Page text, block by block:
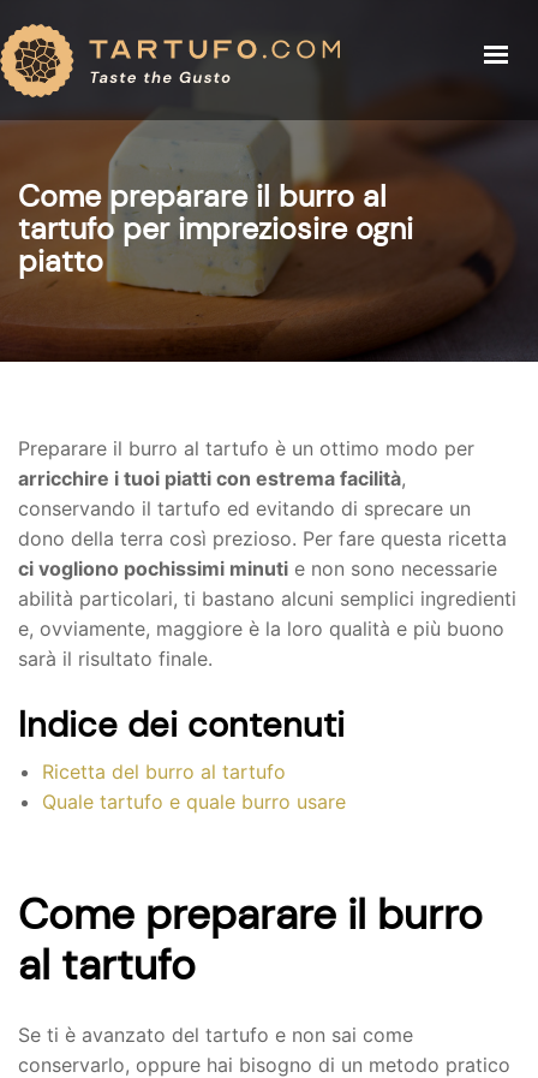
PREZZI TARTUFO
EVENTI
BLOG
CHI SIAMO
BUY TRUFFLE
IL TARTUFO
PREZZI TARTUFO
RICETTE
EVENTI
BLOG
NEGOZIO
ACCESSO (LOGIN)
CARRELLO
Come preparare il burro al
tartufo per impreziosire ogni
piatto
Preparare il burro al tartufo è un ottimo modo per
arricchire i tuoi piatti con estrema facilità,
conservando il tartufo ed evitando di sprecare un
dono della terra così prezioso. Per fare questa ricetta
ci vogliono pochissimi minuti e non sono necessarie
abilità particolari, ti bastano alcuni semplici ingredienti
e, ovviamente, maggiore è la loro qualità e più buono
sarà il risultato finale.
Indice dei contenuti
Ricetta del burro al tartufo
Quale tartufo e quale burro usare
Come preparare il burro
al tartufo
Se ti è avanzato del tartufo e non sai come
conservarlo, oppure hai bisogno di un metodo pratico